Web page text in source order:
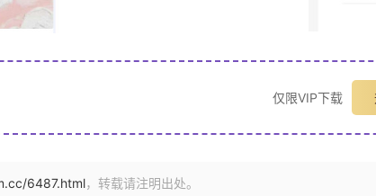
仅限VIP下载
6487.html，转载请注明出处。